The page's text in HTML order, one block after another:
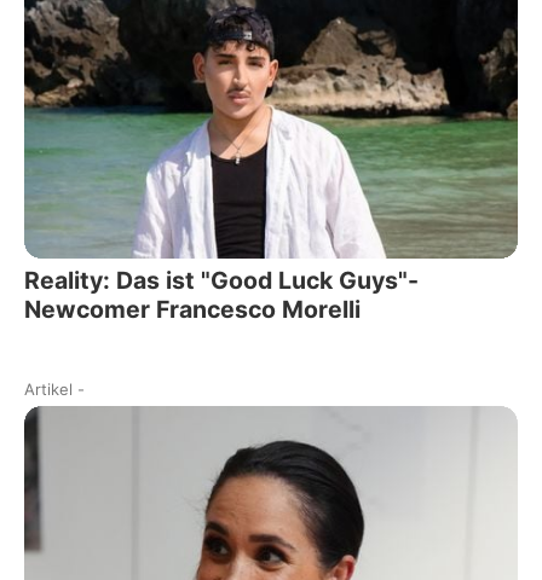
Reality: Das ist "Good Luck Guys"-
Newcomer Francesco Morelli
Artikel -